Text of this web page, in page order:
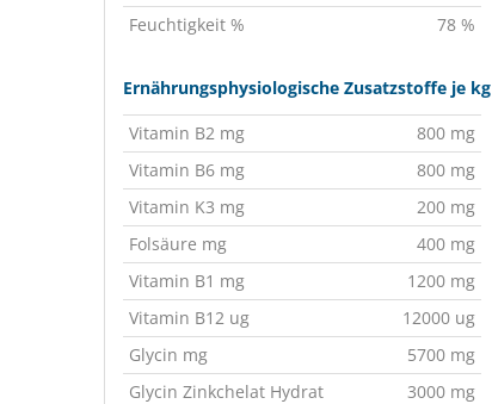
Feuchtigkeit %
78 %
Ernährungsphysiologische Zusatzstoffe je kg
Vitamin B2 mg
800 mg
Vitamin B6 mg
800 mg
Vitamin K3 mg
200 mg
Folsäure mg
400 mg
Vitamin B1 mg
1200 mg
Vitamin B12 ug
12000 ug
Glycin mg
5700 mg
Glycin Zinkchelat Hydrat
3000 mg